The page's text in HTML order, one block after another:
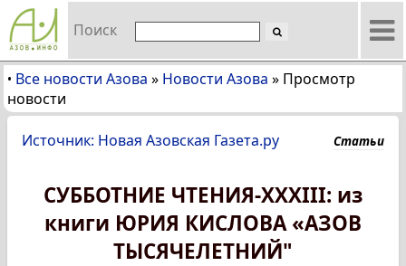
Поиск
• Все новости Азова » Новости Азова » Просмотр
новости
Источник: Новая Азовская Газета.ру Статьи
CУББОТНИЕ ЧТЕНИЯ-XXXIII: из
книги ЮРИЯ КИСЛОВА «АЗОВ
ТЫСЯЧЕЛЕТНИЙ"